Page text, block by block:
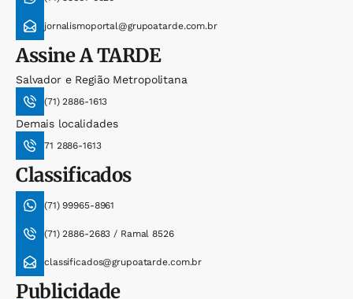
jornalismoportal@grupoatarde.com.br
AssineA TARDE
Salvador e Região Metropolitana
(71) 2886-1613
Demais localidades
71 2886-1613
Classificados
(71) 99965-8961
(71) 2886-2683 / Ramal 8526
classificados@grupoatarde.com.br
Publicidade